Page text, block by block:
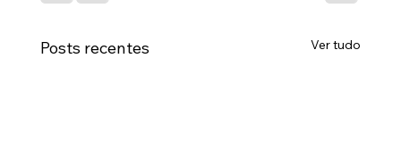
Posts recentes Ver tudo